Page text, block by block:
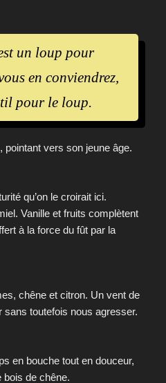
un loup pour
en conviendrez,
pour le loup.
pointant vers son jeune âge.
qu’on le croirait ici.
Vanille et fruits complètent
à la force du fût par la
chêne et citron. Un vent de
sans toutefois nous agresser.
en bouche tout en douceur,
bois de chêne.